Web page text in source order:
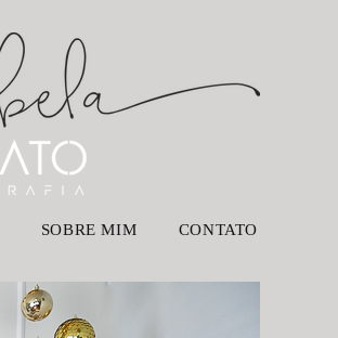
SOBRE MIM CONTATO